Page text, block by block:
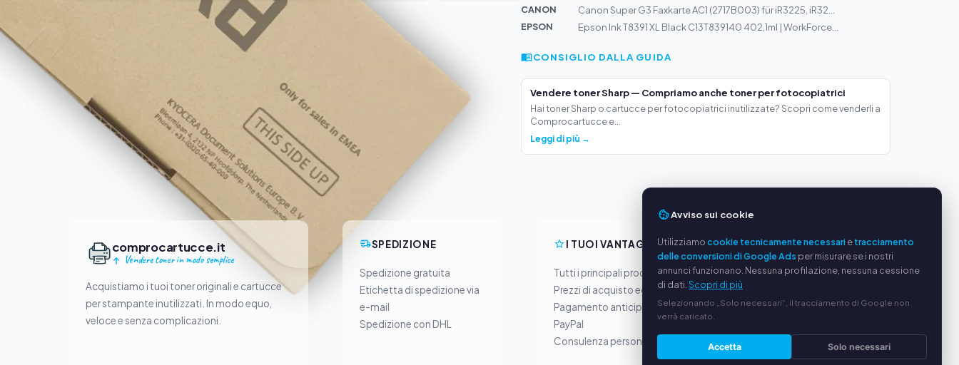
CANON
Canon Super G3 Faxkarte AC1 (2717B003) für iR3225, iR32...
EPSON
Epson Ink T8391 XL Black C13T839140 402,1ml | WorkForce...
CONSIGLIO DALLA GUIDA
Vendere toner Sharp — Compriamo anche toner per fotocopiatrici
Hai toner Sharp o cartucce per fotocopiatrici inutilizzate? Scopri come venderli a
Comprocartucce e...
Leggi di più →
comprocartucce.it
Vendere toner in modo semplice
Acquistiamo i tuoi toner originali e cartucce
per stampante inutilizzati. In modo equo,
veloce e senza complicazioni.
SPEDIZIONE
Spedizione gratuita
Etichetta di spedizione via
e-mail
Spedizione con DHL
I TUOI VANTAGGI
Tutti i principali produttori
Prezzi di acquisto equi
Pagamento anticipato via
PayPal
Consulenza personalizzata
SERVIZIO
Chi siamo
Note legali
Avviso sui cookie
Utilizziamocookie tecnicamente necessarietracciamento
delle conversioni di Google Ads per misurare se i nostri
annunci funzionano. Nessuna profilazione, nessuna cessione
di dati. Scopri di più
Selezionando „Solo necessari“, il tracciamento di Google non
verrà caricato.
Accetta Solo necessari